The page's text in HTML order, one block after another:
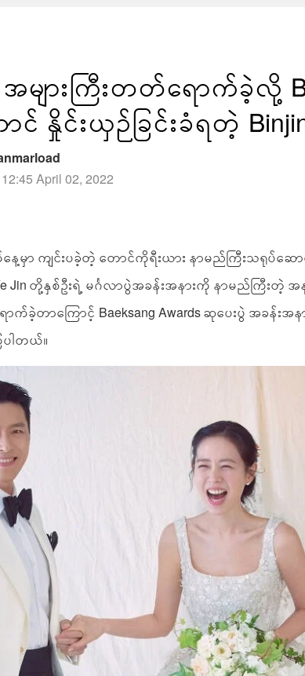
ျားကြီးတတ်ရောက်ခဲ့လို့
င် နှိုင်းယှဉ်ခြင်းခံရတဲ့
April 02, 2022
မှာ ကျင်းပခဲ့တဲ့ တောင်ကိုရီးယား နာမည်ကြီးသရုပ်ဆောင်
Jin တို့နှစ်ဦးရဲ့ မင်္ဂလာပွဲအခန်းအနားကို နာမည်ကြီးတဲ့
က်ခဲ့တာကြောင့် Baeksang Awards ဆုပေးပွဲ အခန်းအ
ပါတယ်။